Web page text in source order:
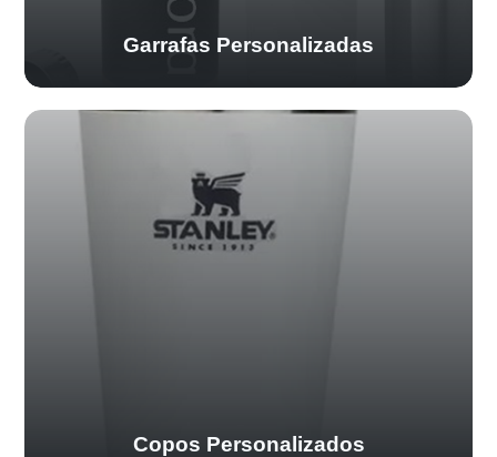
Garrafas Personalizadas
Copos Personalizados